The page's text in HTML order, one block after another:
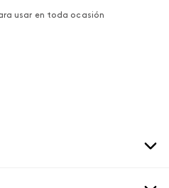
usar en toda ocasión